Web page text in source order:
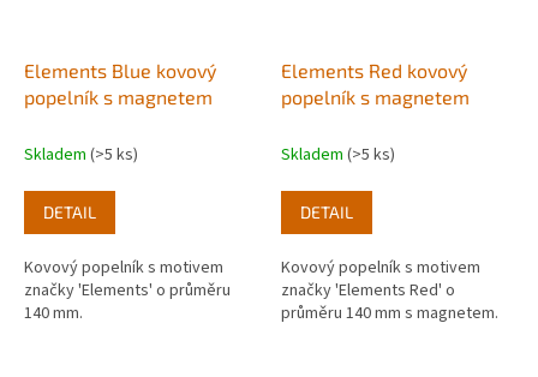
Elements Blue kovový
popelník s magnetem
Skladem (>5 ks)
DETAIL
Kovový popelník s motivem
značky 'Elements' o průměru
140 mm.
Elements Red kovový
popelník s magnetem
Skladem (>5 ks)
DETAIL
Kovový popelník s motivem
značky 'Elements Red' o
průměru 140 mm s magnetem.